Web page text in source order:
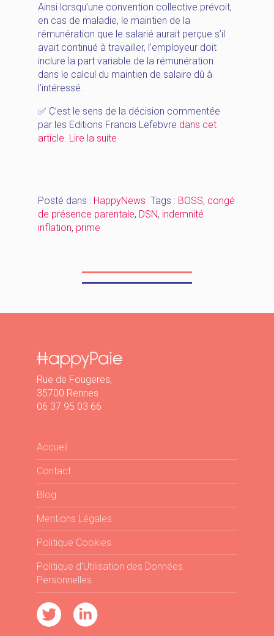
Ainsi lorsqu’une convention collective prévoit,
en cas de maladie, le maintien de la
rémunération que le salarié aurait perçue s’il
avait continué à travailler, l’employeur doit
inclure la part variable de la rémunération
dans le calcul du maintien de salaire dû à
l’intéressé.
✅ C’est le sens de la décision commentée
par les Editions Francis Lefebvre dans cet
article. Lire la suite
parentale,
DSN,
Posté dans : HappyNews Tags : BOSS, congé
de présence parentale, DSN, indemnité
inflation, prime
Rue de Fougeres,
35700 Rennes
06 37 95 03 66
Accueil
Contact
Blog
Mentions Légales
Politique Cookies
Politique d’Utilisation des Données
Personnelles